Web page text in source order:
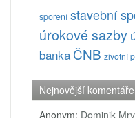
spoření stavební
úrokové sazby
banka ČNB životní
Nejnovější komentáře
Anonym: Dominik